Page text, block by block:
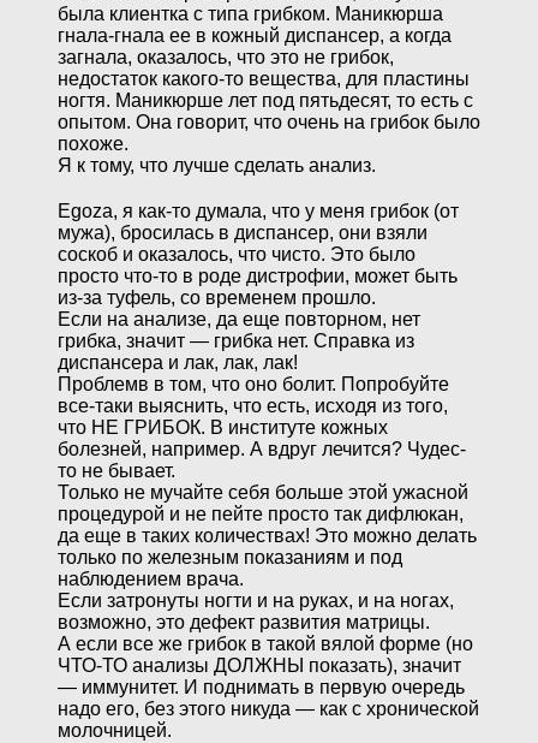
была клиентка с типа грибком. Маникюрша
гнала-гнала ее в кожный диспансер, а когда
загнала, оказалось, что это не грибок,
недостаток какого-то вещества, для пластины
ногтя. Маникюрше лет под пятьдесят, то есть с
опытом. Она говорит, что очень на грибок было
похоже.
Я к тому, что лучше сделать анализ.
Egoza, я как-то думала, что у меня грибок (от
мужа), бросилась в диспансер, они взяли
соскоб и оказалось, что чисто. Это было
просто что-то в роде дистрофии, может быть
из-за туфель, со временем прошло.
Если на анализе, да еще повторном, нет
грибка, значит — грибка нет. Справка из
диспансера и лак, лак, лак!
Проблемв в том, что оно болит. Попробуйте
все-таки выяснить, что есть, исходя из того,
что НЕ ГРИБОК. В институте кожных
болезней, например. А вдруг лечится? Чудес-
то не бывает.
Только не мучайте себя больше этой ужасной
процедурой и не пейте просто так дифлюкан,
да еще в таких количествах! Это можно делать
только по железным показаниям и под
наблюдением врача.
Если затронуты ногти и на руках, и на ногах,
возможно, это дефект развития матрицы.
А если все же грибок в такой вялой форме (но
ЧТО-ТО анализы ДОЛЖНЫ показать), значит
— иммунитет. И поднимать в первую очередь
надо его, без этого никуда — как с хронической
молочницей.